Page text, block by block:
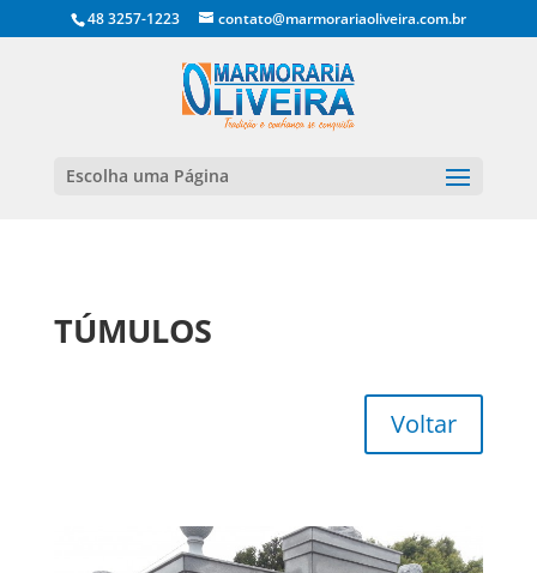
48 3257-1223 contato@marmorariaoliveira.com.br
Escolha uma Página
TÚMULOS
Voltar